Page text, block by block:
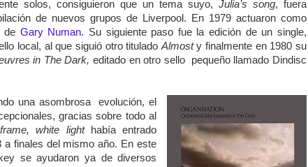
solos, consiguieron que un tema suyo, Julia’s song, fuera
de nuevos grupos de Liverpool. En 1979 actuaron como
de Gary Numan. Su siguiente paso fue la edición de un single,
local, al que siguió otro titulado Almosty finalmente en 1980 su
in The Dark, editado en otro sello pequeño llamado Dindisc
una asombrosa evolución, el
gracias sobre todo al
white lighthabía entrado
finales del mismo año. En este
se ayudaron ya de diversos